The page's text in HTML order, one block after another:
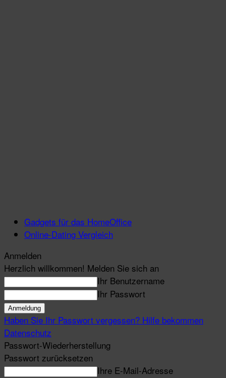
Gadgets für das HomeOffice
Online-Dating Vergleich
Anmelden
Herzlich willkommen! Melden Sie sich an
Ihr Benutzername
Ihr Passwort
Haben Sie Ihr Passwort vergessen? Hilfe bekommen
Datenschutz
Passwort-Wiederherstellung
Passwort zurücksetzen
Ihre E-Mail-Adresse